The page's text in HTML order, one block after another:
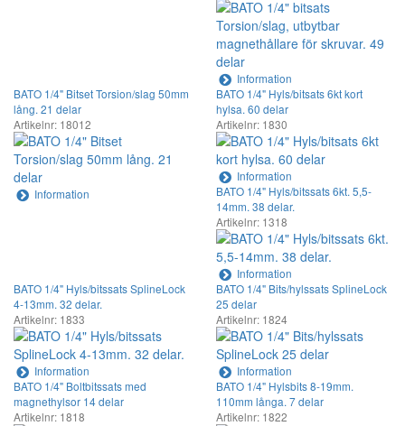
Information
BATO 1/4" Bitset Torsion/slag 50mm
lång. 21 delar
Artikelnr: 18012
Information
BATO 1/4" Hyls/bitsats 6kt kort
hylsa. 60 delar
Artikelnr: 1830
Information
BATO 1/4" Hyls/bitssats 6kt. 5,5-
14mm. 38 delar.
Artikelnr: 1318
Information
BATO 1/4" Hyls/bitssats SplineLock
4-13mm. 32 delar.
Artikelnr: 1833
Information
BATO 1/4" Bits/hylssats SplineLock
25 delar
Artikelnr: 1824
Information
BATO 1/4" Boltbitssats med
magnethylsor 14 delar
Artikelnr: 1818
BATO 1/4" Hylsbits 8-19mm.
110mm långa. 7 delar
Artikelnr: 1822